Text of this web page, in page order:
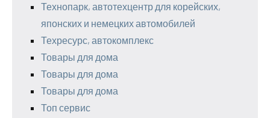
Технопарк, автотехцентр для корейских,
японских и немецких автомобилей
Техресурс, автокомплекс
Товары для дома
Товары для дома
Товары для дома
Топ сервис